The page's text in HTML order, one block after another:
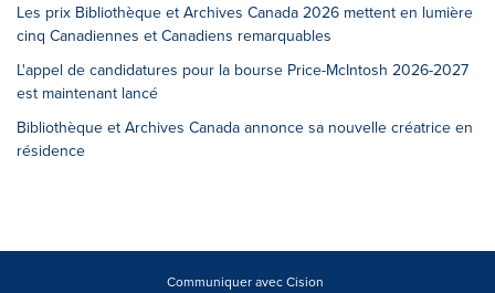
Les prix Bibliothèque et Archives Canada 2026 mettent en lumière
cinq Canadiennes et Canadiens remarquables
L'appel de candidatures pour la bourse Price-McIntosh 2026-2027
est maintenant lancé
Bibliothèque et Archives Canada annonce sa nouvelle créatrice en
résidence
Communiquer avec Cision